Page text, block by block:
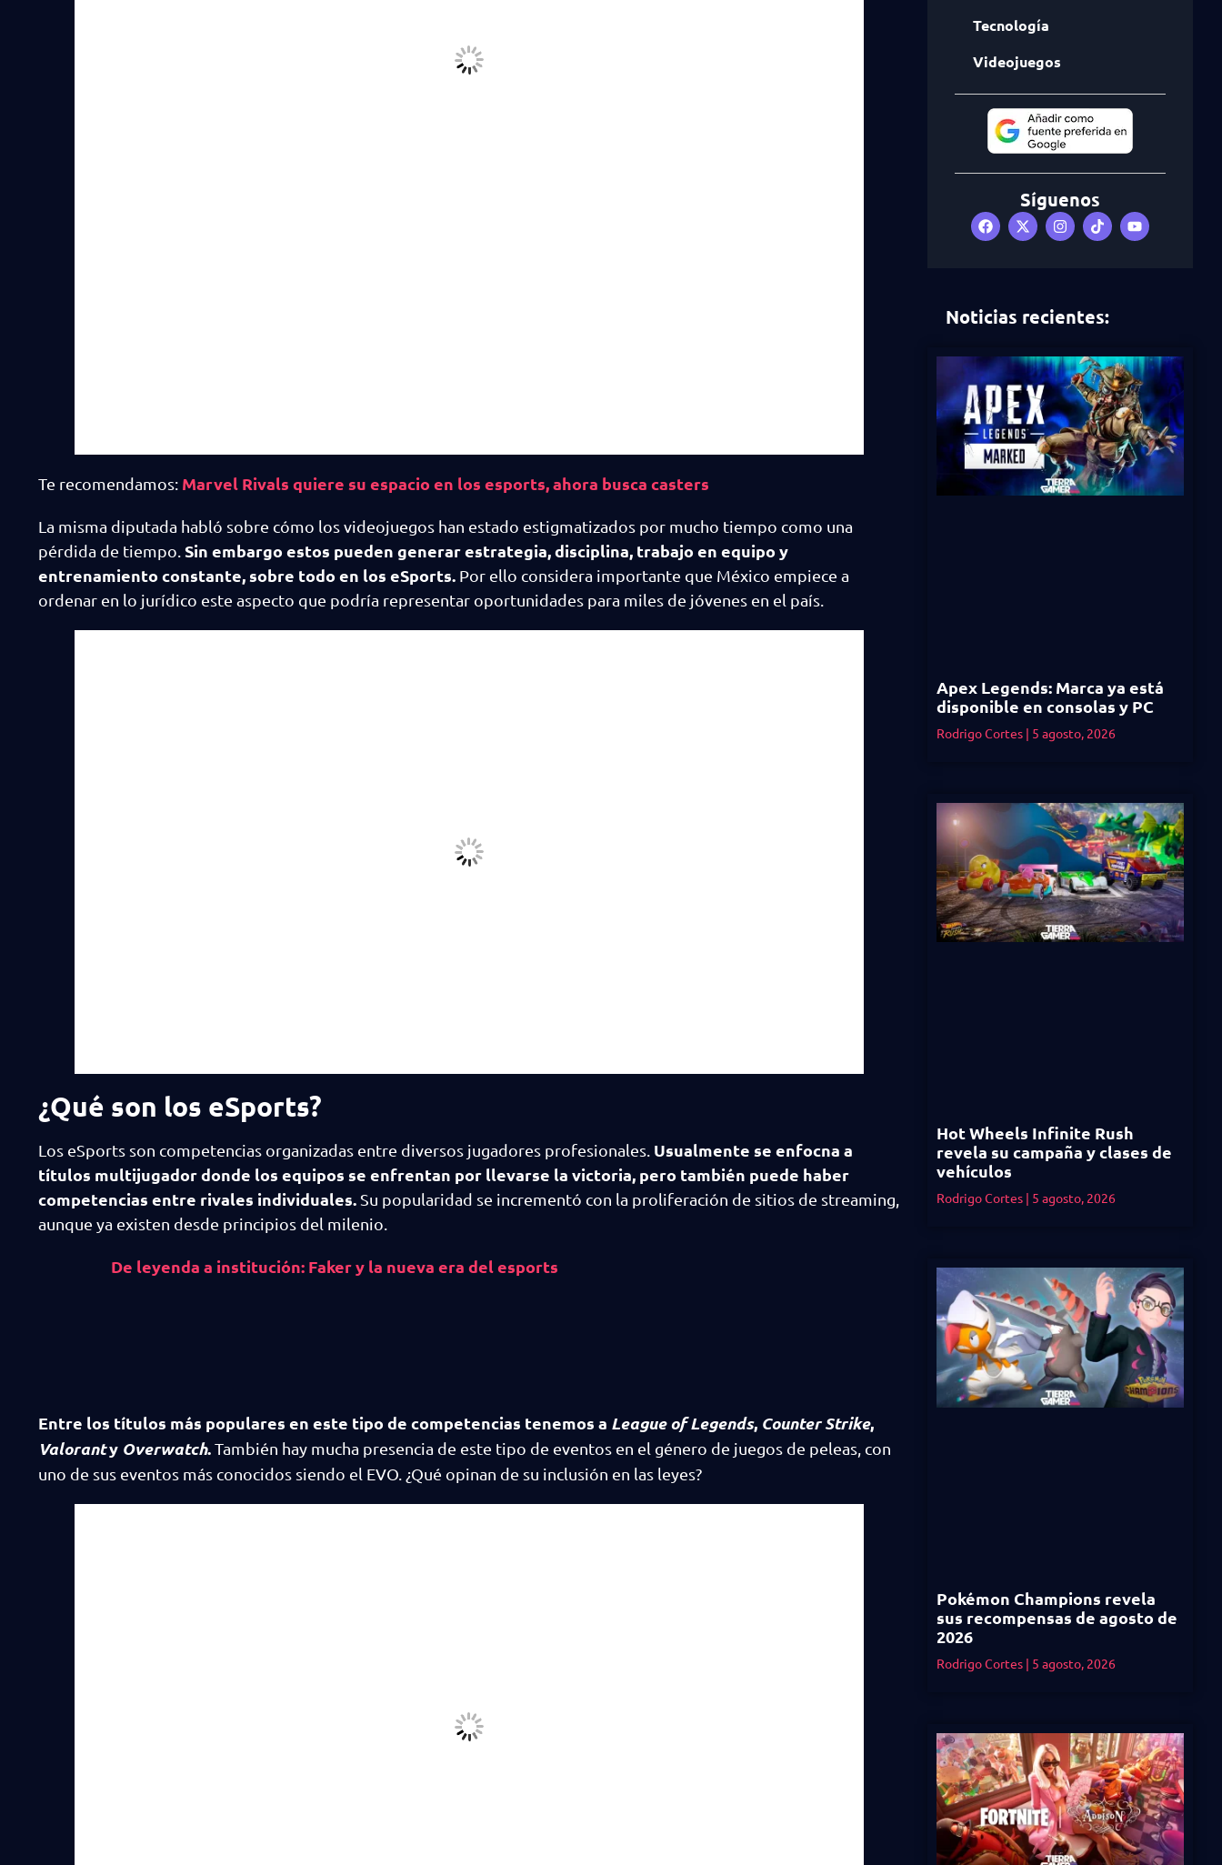
Te recomendamos: Marvel Rivals quiere su espacio en los esports, ahora busca casters
La misma diputada habló sobre cómo los videojuegos han estado estigmatizados por mucho tiempo como una
pérdida de tiempo. Sin embargo estos pueden generar estrategia, disciplina, trabajo en equipo y
entrenamiento constante, sobre todo en los eSports. Por ello considera importante que México empiece a
ordenar en lo jurídico este aspecto que podría representar oportunidades para miles de jóvenes en el país.
¿Qué son los eSports?
Los eSports son competencias organizadas entre diversos jugadores profesionales. Usualmente se enfocna a
títulos multijugador donde los equipos se enfrentan por llevarse la victoria, pero también puede haber
competencias entre rivales individuales.Su popularidad se incrementó con la proliferación de sitios de streaming,
aunque ya existen desde principios del milenio.
De leyenda a institución: Faker y la nueva era del esports
Entre los títulos más populares en este tipo de competencias tenemos a League of Legends, Counter Strike,
Valoranty Overwatch.También hay mucha presencia de este tipo de eventos en el género de juegos de peleas, con
uno de sus eventos más conocidos siendo el EVO. ¿Qué opinan de su inclusión en las leyes?
Tecnología
Videojuegos
Síguenos
Noticias recientes:
Apex Legends: Marca ya está
disponible en consolas y PC
Rodrigo Cortes 5 agosto, 2026
Hot Wheels Infinite Rush
revela su campaña y clases de
vehículos
Rodrigo Cortes 5 agosto, 2026
Pokémon Champions revela
sus recompensas de agosto de
2026
Rodrigo Cortes 5 agosto, 2026